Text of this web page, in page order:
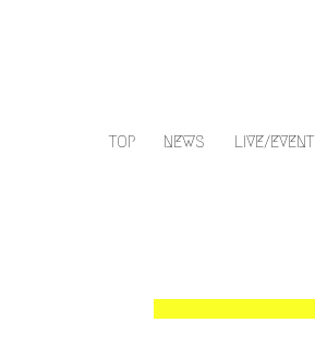
TOP NEWS LIVE/EVENT